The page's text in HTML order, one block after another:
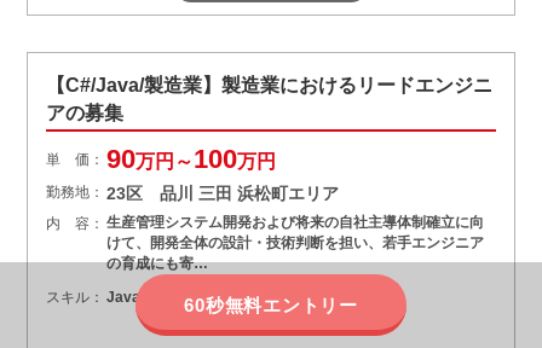
【C#/Java/製造業】製造業におけるリードエンジニ
アの募集
単 価： 90万円～100万円
勤務地： 23区 品川 三田 浜松町エリア
内 容： 生産管理システム開発および将来の自社主導体制確立に向
けて、開発全体の設計・技術判断を担い、若手エンジニア
の育成にも寄…
スキル： Java , Python , .NET , C# , VB.NET
60秒無料エントリー